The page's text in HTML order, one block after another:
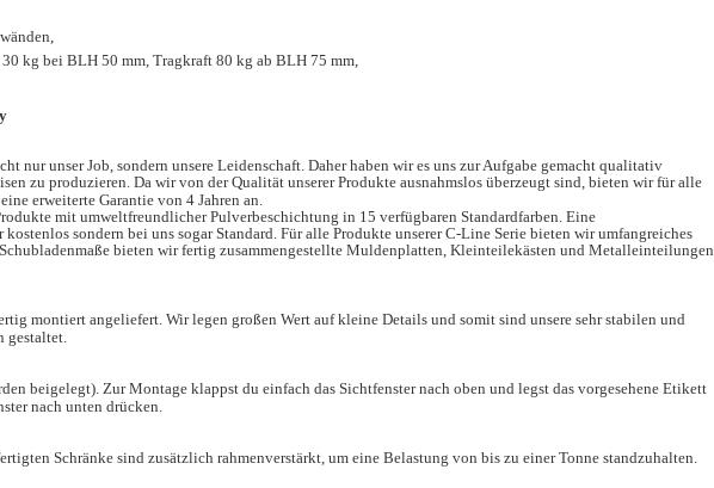
kg bei BLH 50 mm, Tragkraft 80 kg ab BLH 75 mm,
nur unser Job, sondern unsere Leidenschaft. Daher haben wir es uns zur Aufgabe gemacht qualitativ
zu produzieren. Da wir von der Qualität unserer Produkte ausnahmslos überzeugt sind, bieten wir für alle
erweiterte Garantie von 4 Jahren an.
mit umweltfreundlicher Pulverbeschichtung in 15 verfügbaren Standardfarben. Eine
sondern bei uns sogar Standard.Für alle Produkte unserer C-Line Serie bieten wir umfangreiches
bieten wir fertig zusammengestellte Muldenplatten, Kleinteilekästen und Metalleinteilungen
montiert angeliefert. Wir legen großen Wert auf kleine Details und somit sind unsere sehr stabilen und
gestaltet.
beigelegt). Zur Montage klappst du einfach das Sichtfenster nach oben und legst das vorgesehene Etikett
nach unten drücken.
Schränke sind zusätzlich rahmenverstärkt, um eine Belastung von bis zu einer Tonne standzuhalten.